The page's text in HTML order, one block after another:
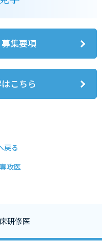
集要項
こちら
攻医
戻る
研修医